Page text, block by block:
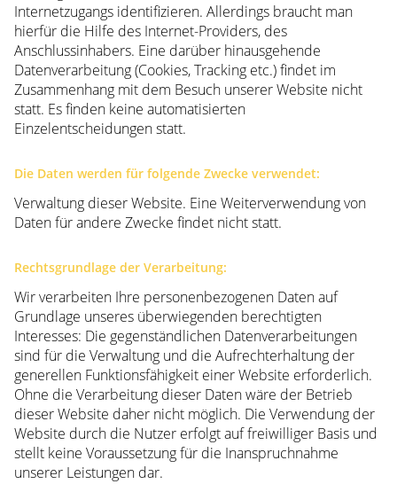
Internetzugangs identifizieren. Allerdings braucht man
hierfür die Hilfe des Internet-Providers, des
Anschlussinhabers. Eine darüber hinausgehende
Datenverarbeitung (Cookies, Tracking etc.) findet im
Zusammenhang mit dem Besuch unserer Website nicht
statt. Es finden keine automatisierten
Einzelentscheidungen statt.
Die Daten werden für folgende Zwecke verwendet:
Verwaltung dieser Website. Eine Weiterverwendung von
Daten für andere Zwecke findet nicht statt.
Rechtsgrundlage der Verarbeitung:
Wir verarbeiten Ihre personenbezogenen Daten auf
Grundlage unseres überwiegenden berechtigten
Interesses: Die gegenständlichen Datenverarbeitungen
sind für die Verwaltung und die Aufrechterhaltung der
generellen Funktionsfähigkeit einer Website erforderlich.
Ohne die Verarbeitung dieser Daten wäre der Betrieb
dieser Website daher nicht möglich. Die Verwendung der
Website durch die Nutzer erfolgt auf freiwilliger Basis und
stellt keine Voraussetzung für die Inanspruchnahme
unserer Leistungen dar.